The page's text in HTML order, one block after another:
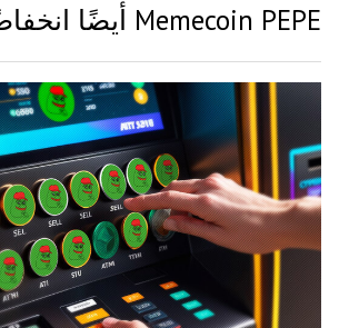
Memecoin PEPE أيضًا انخفاضًا…